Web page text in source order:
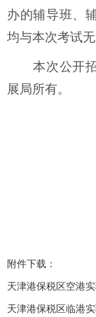
办的辅导班、
均与本次考试
本次公开招
展局所有。
附件下载：
天津港保税区空港
天津港保税区临港